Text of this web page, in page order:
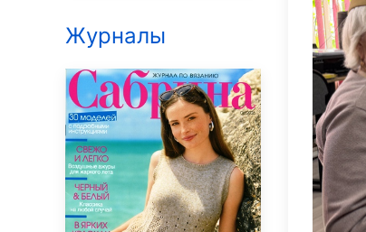
Журналы